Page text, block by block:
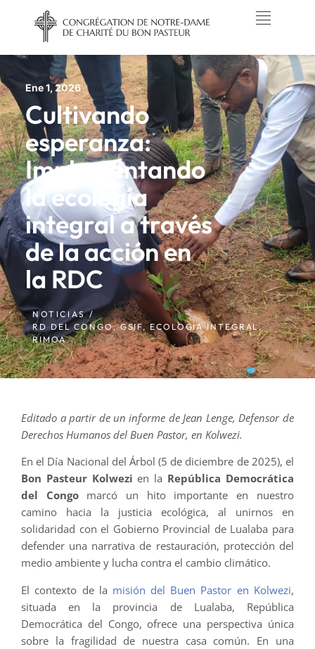
Ene 1, 2026
Cultivando
esperanza:
Implementando
la ecología
integral a través
de la acción en
la RDC
NOTICIAS /
RD DEL CONGO,GSIF,ECOLOGÍA INTEGRAL,
RIMOA
Editado a partir de un informe de Jean Lenge, Defensor de
Derechos Humanos del Buen Pastor, en Kolwezi.
En el Día Nacional del Árbol (5 de diciembre de 2025), el
Bon Pasteur Kolwezi en la República Democrática
del Congomarcó un hito importante en nuestro
camino hacia la justicia ecológica, al unirnos en
solidaridad con el Gobierno Provincial de Lualaba para
defender una narrativa de restauración, protección del
medio ambiente y lucha contra el cambio climático.
El contexto de la misión del Buen Pastor en Kolwezi,
situada en la provincia de Lualaba, República
Democrática del Congo, ofrece una perspectiva única
sobre la fragilidad de nuestra casa común. En una